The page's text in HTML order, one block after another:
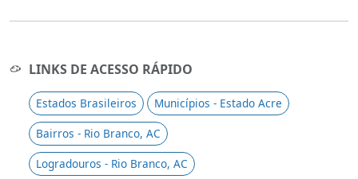
LINKS DE ACESSO RÁPIDO
Estados Brasileiros
Municípios - Estado Acre
Bairros - Rio Branco, AC
Logradouros - Rio Branco, AC